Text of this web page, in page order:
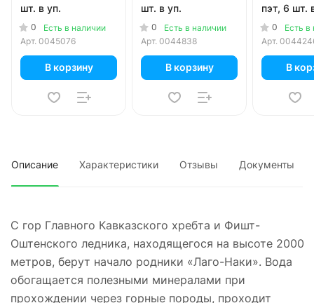
шт. в уп.
0
Есть в наличии
Арт. 0045076
В корзину
шт. в уп.
0
Есть в наличии
Арт. 0044838
В корзину
пэт, 6 шт.
0
Есть в
Арт.
В
Описание Характеристики Отзывы Документы
С гор Главного Кавказского хребта и Фишт-
Оштенского ледника, находящегося на высоте 2000
метров, берут начало родники «Лаго-Наки». Вода
обогащается полезными минералами при
прохождении через горные породы, проходит